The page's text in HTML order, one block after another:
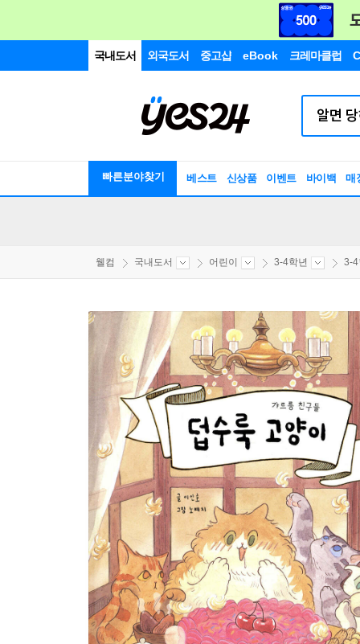
국내도서 외국도서 중고샵 eBook 크레마클럽
빠른분야찾기 베스트 신상품 이벤트 바이백 매
웰컴 국내도서 어린이 3-4학년 3-4